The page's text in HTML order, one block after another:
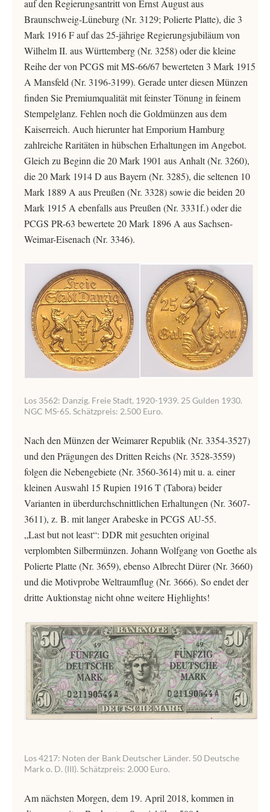
auf den Regierungsantritt von Ernst August aus
Braunschweig-Lüneburg (Nr. 3129; Polierte Platte), die 3
Mark 1916 F auf das 25-jährige Regierungsjubiläum von
Wilhelm II. aus Württemberg (Nr. 3258) oder die kleine
Reihe der von PCGS mit MS-66/67 bewerteten 3 Mark 1915
A Mansfeld (Nr. 3196-3199). Gerade unter diesen Münzen
finden Sie Premiumqualität mit feinster Tönung in feinem
Stempelglanz. Fehlen noch die Goldmünzen aus dem
Kaiserreich. Auch hierunter hat Emporium Hamburg
zahlreiche Raritäten in hübschen Erhaltungen im Angebot.
Gleich zu Beginn die 20 Mark 1901 aus Anhalt (Nr. 3260),
die 20 Mark 1914 D aus Bayern (Nr. 3285), die seltenen 10
Mark 1889 A aus Preußen (Nr. 3328) sowie die beiden 20
Mark 1915 A ebenfalls aus Preußen (Nr. 3331f.) oder die
PCGS PR-63 bewertete 20 Mark 1896 A aus Sachsen-
Weimar-Eisenach (Nr. 3346).
Los 3562: Danzig. Freie Stadt, 1920-1939. 25 Gulden 1930.
NGC MS-65. Schätzpreis: 2.500 Euro.
Nach den Münzen der Weimarer Republik (Nr. 3354-3527)
und den Prägungen des Dritten Reichs (Nr. 3528-3559)
folgen die Nebengebiete (Nr. 3560-3614) mit u. a. einer
kleinen Auswahl 15 Rupien 1916 T (Tabora) beider
Varianten in überdurchschnittlichen Erhaltungen (Nr. 3607-
3611), z. B. mit langer Arabeske in PCGS AU-55.
„Last but not least“: DDR mit gesuchten original
verplombten Silbermünzen. Johann Wolfgang von Goethe als
Polierte Platte (Nr. 3659), ebenso Albrecht Dürer (Nr. 3660)
und die Motivprobe Weltraumflug (Nr. 3666). So endet der
dritte Auktionstag nicht ohne weitere Highlights!
Los 4217: Noten der Bank Deutscher Länder. 50 Deutsche
Mark o. D. (III). Schätzpreis: 2.000 Euro.
Am nächsten Morgen, dem 19. April 2018, kommen in